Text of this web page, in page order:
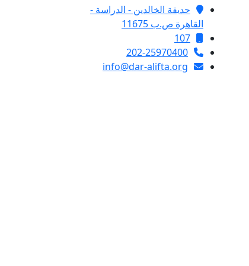
حديقة الخالدين - الدراسة -
القاهرة ص.ب 11675
107
202-25970400
info@dar-alifta.org